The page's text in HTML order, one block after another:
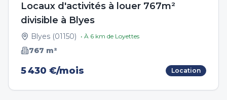
Locaux d'activités à louer 767m²
divisible à Blyes
Blyes (01150) • À 6 km de Loyettes
767 m²
5 430 €/mois Location